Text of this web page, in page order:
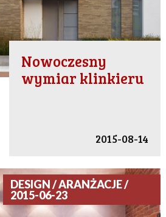
Nowoczesny
wymiar klinkieru
2015-08-14
DESIGN / ARANŻACJE /
2015-06-23